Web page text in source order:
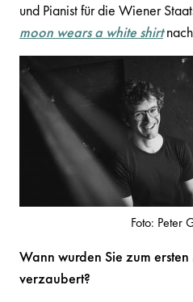
und Pianist für die Wiener
moon wears a white shirt
Foto: Peter
Wann wurden Sie zum
verzaubert?